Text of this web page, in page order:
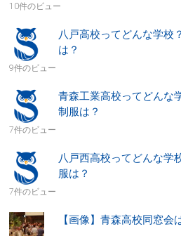
10件のビュー
八戸高校ってどんな学校
は？
9件のビュー
青森工業高校ってどんな
制服は？
7件のビュー
八戸西高校ってどんな学
服は？
7件のビュー
【画像】青森高校同窓会